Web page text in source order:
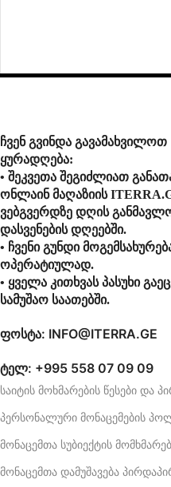
ჩვენ გვინდა გავამახვილოთ
ყურადღება:
• შეკვეთა შეგიძლიათ
ონლაინ მაღაზიის
ვებგვერდზე დღის
დასვენების დღეებში.
• ჩვენი გუნდი
ოპერატიულად.
• ყველა კითხვას პასუხი
სამუშაო საათებში.
ფოსტა: INFO@ITERRA.GE
ტელ: +995 558 07 09 09
საიტის მოხმარების წესები და
პერსონალური მონაცემების
მონაცემთა სუბიექტის
მონაცემთა დამუშავება